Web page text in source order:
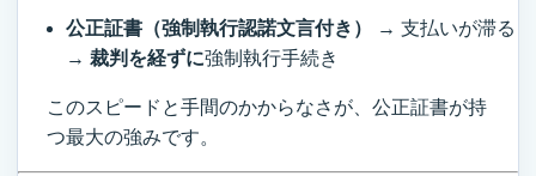
公正証書（強制執行認諾文言付き）
→ 支払いが滞る
→ 裁判を経ずに強制執行手続き
このスピードと手間のかからなさが、公正証書が持
つ最大の強みです。